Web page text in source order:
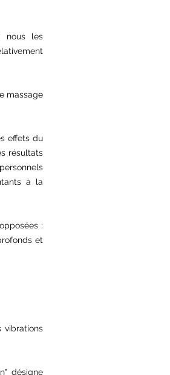
nous les
massage
effets du
résultats
à la
:
et
vibrations
désigne